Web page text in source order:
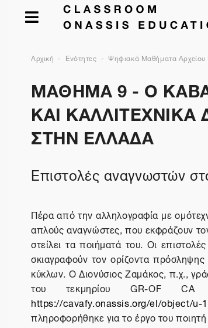
Αρχική Ενότητες Ψηφιακά Μαθήματα
ΜΑΘΗΜΑ 9 - Ο
ΚΑΙ
ΣΤΗΝ ΕΛΛΑΔΑ
Επιστολές αναγνωστών
Πέρα από την αλληλογραφία με
απλούς αναγνώστες, που εκφράζουν
στείλει τα ποιήματά του. Οι
σκιαγραφούν τον ορίζοντα
κύκλων. Ο Διονύσιος Ζαμάκος, π.χ.,
του τεκμηρίου GR-OF CA
https://cavafy.onassis.org/el/object/u-
πληροφορήθηκε για το έργο του